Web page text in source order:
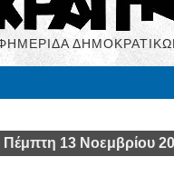
Πέμπτη 13 Νοεμβρίου